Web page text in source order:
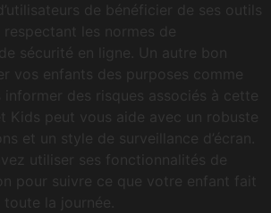
de bénéficier de ses outils
les normes de
sécurité en ligne. Un autre bon
vos enfants des purposes comme
informer des risques associés à cette
Kids peut vous aide avec un robuste
et un style de surveillance d’écran.
utiliser ses fonctionnalités de
pour suivre ce que votre enfant fait
la journée.